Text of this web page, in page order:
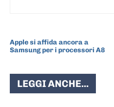
Apple si affida ancora a
Samsung per i processori A8
LEGGI ANCHE...